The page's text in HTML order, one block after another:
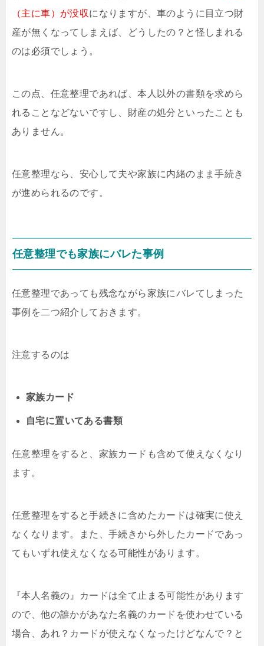
（主に車）が没収になりますが、車のように目立つ財
産が無くなってしまえば、どうしたの？と怪しまれる
のは必須でしょう。
この点、任意整理であれば、本人以外の書類を求めら
れることなどないですし、財産の処分といったことも
ありません。
任意整理なら、安心して夫や家族に内緒のまま手続き
が進められるのです。
任意整理でも家族にバレた事例
任意整理であっても残念ながら家族にバレてしまった
事例を二つ紹介しておきます。
注意するのは
家族カード
自宅に置いてある書類
任意整理をすると、家族カードも含めて使えなくなり
ます。
任意整理をすると手続きに含めたカードは確実に使え
なくなります。また、手続きから外したカードであっ
てもいずれ使えなくなる可能性があります。
『本人名義の』カードは全て止まる可能性があります
ので、他の誰かがあなた名義のカードを使わせている
場合、あれ？カードが使えなくなったけどなんで？と